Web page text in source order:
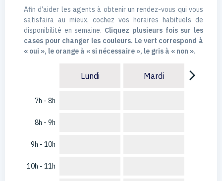
Afin d’aider les agents à obtenir un rendez-vous qui vous
satisfaira au mieux, cochez vos horaires habituels de
disponibilité en semaine. Cliquez plusieurs fois sur les
cases pour changer les couleurs. Le vert correspond à
« oui », le orange à « si nécessaire », le gris à « non ».
7h - 8h
8h - 9h
9h - 10h
10h - 11h
Lundi Mardi arrow_forward_ios